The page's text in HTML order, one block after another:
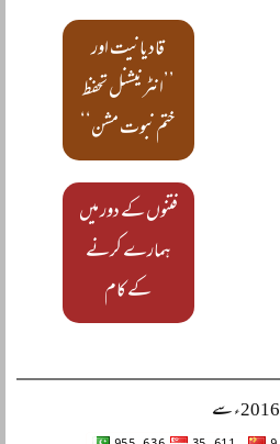
قادیانیت اور
’’انٹرنیشنل تحفظ
ختم نبوت مشن‘‘
فتنوں کے دور میں
ہمارے کرنے
کے کام
2016ء سے